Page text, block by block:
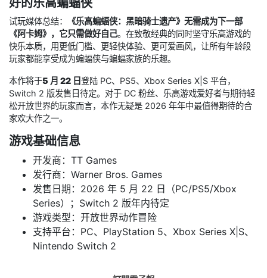
好的乐高蝙蝠侠
试玩媒体总结：
《乐高蝙蝠侠：黑暗骑士遗产》无需成为下一部
《阿卡姆》，它只需做好自己。在致敬经典的同时坚守乐高游戏的
快乐本质，用更低门槛、更轻快体验、更可爱画风，让所有年龄段
玩家都能享受成为蝙蝠侠与蝙蝠家族的乐趣。
本作将于5 月 22 日登陆 PC、PS5、Xbox Series X|S 平台，
Switch 2 版发售日待定。对于 DC 粉丝、乐高游戏爱好者与期待轻
松开放世界的玩家而言，本作无疑是 2026 年年中最值得期待的合
家欢大作之一。
游戏基础信息
开发商：TT Games
发行商：Warner Bros. Games
发售日期：2026 年 5 月 22 日（PC/PS5/Xbox
Series）；Switch 2 版年内待定
游戏类型：开放世界动作冒险
支持平台：PC、PlayStation 5、Xbox Series X|S、
Nintendo Switch 2